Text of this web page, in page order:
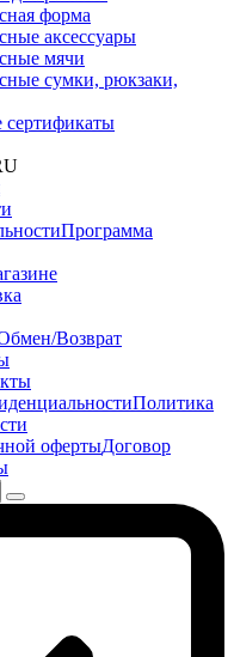
форма
аксессуары
мячи
сумки, рюкзаки,
Программа
Возврат
Политика
Договор